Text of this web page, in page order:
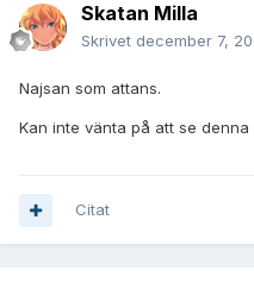
Skatan Milla
Skrivet december 7,
Najsan som attans.
Kan inte vänta på att se denna
Citat